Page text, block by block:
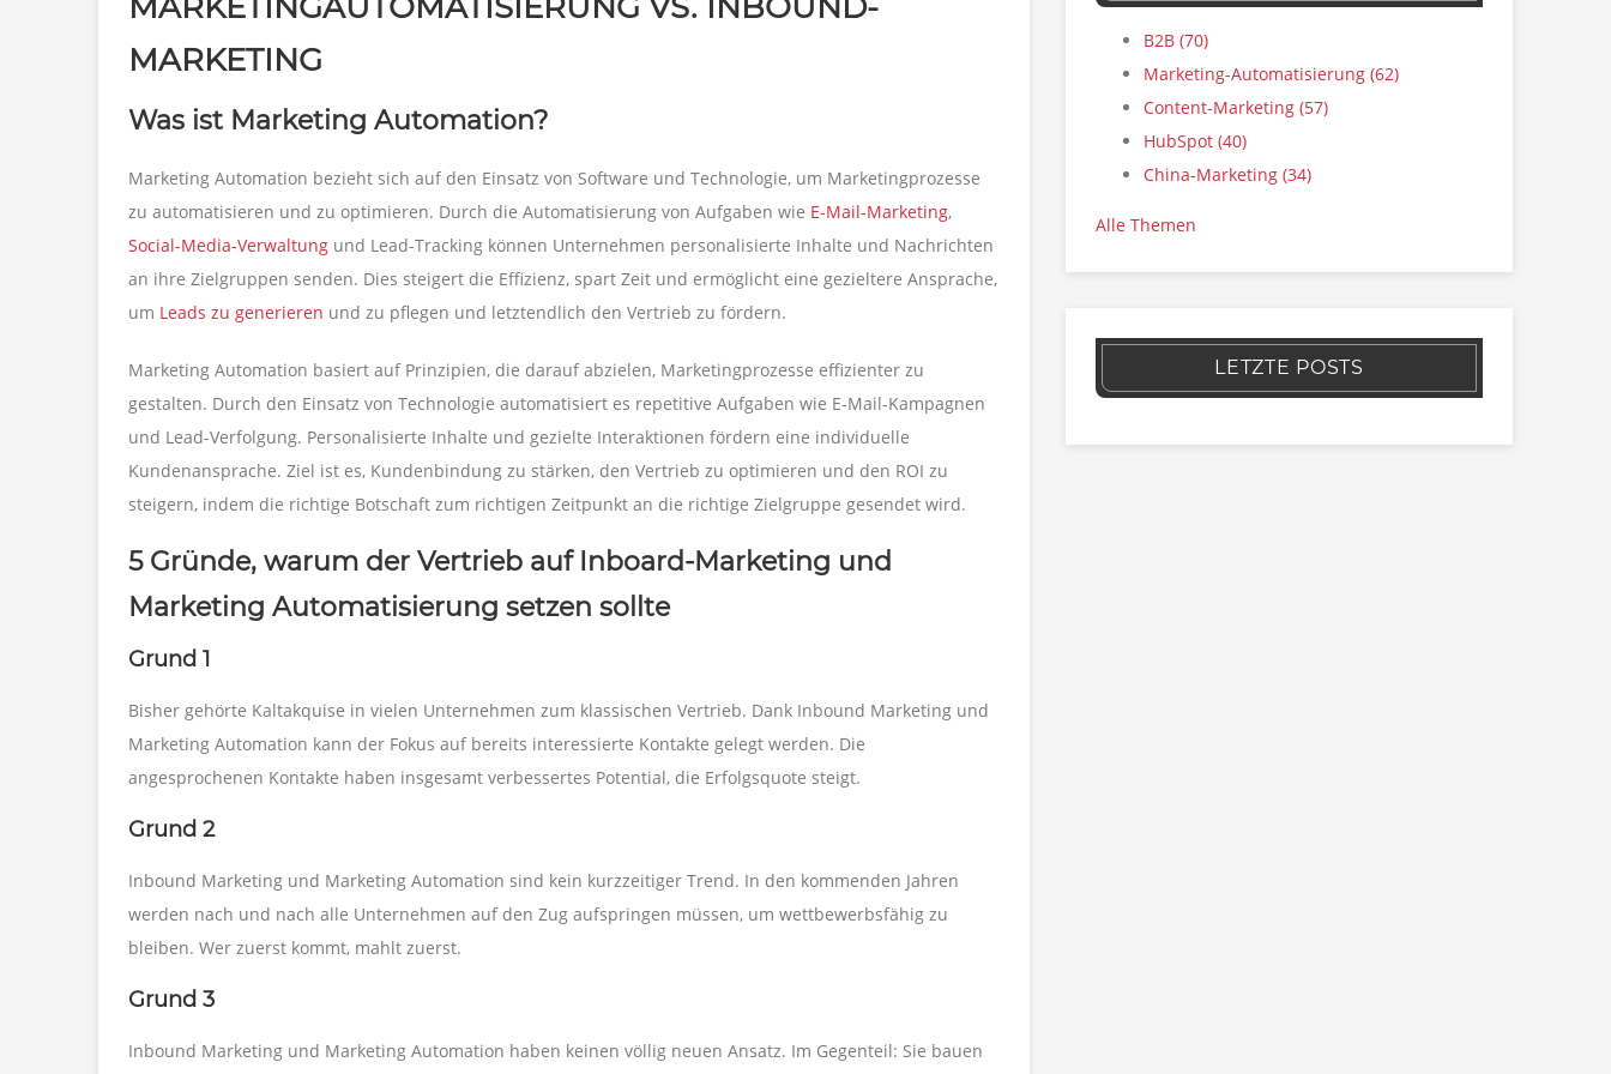
MARKETINGAUTOMATISIERUNG VS. INBOUND-
MARKETING
Was ist Marketing Automation?
Marketing Automation bezieht sich auf den Einsatz von Software und Technologie, um Marketingprozesse
zu automatisieren und zu optimieren. Durch die Automatisierung von Aufgaben wie E-Mail-Marketing,
Social-Media-Verwaltung und Lead-Tracking können Unternehmen personalisierte Inhalte und Nachrichten
an ihre Zielgruppen senden. Dies steigert die Effizienz, spart Zeit und ermöglicht eine gezieltere Ansprache,
um Leads zu generieren und zu pflegen und letztendlich den Vertrieb zu fördern.
Marketing Automation basiert auf Prinzipien, die darauf abzielen, Marketingprozesse effizienter zu
gestalten. Durch den Einsatz von Technologie automatisiert es repetitive Aufgaben wie E-Mail-Kampagnen
und Lead-Verfolgung. Personalisierte Inhalte und gezielte Interaktionen fördern eine individuelle
Kundenansprache. Ziel ist es, Kundenbindung zu stärken, den Vertrieb zu optimieren und den ROI zu
steigern, indem die richtige Botschaft zum richtigen Zeitpunkt an die richtige Zielgruppe gesendet wird.
5 Gründe, warum der Vertrieb auf Inboard-Marketing und
Marketing Automatisierung setzen sollte
Grund 1
Bisher gehörte Kaltakquise in vielen Unternehmen zum klassischen Vertrieb. Dank Inbound Marketing und
Marketing Automation kann der Fokus auf bereits interessierte Kontakte gelegt werden. Die
angesprochenen Kontakte haben insgesamt verbessertes Potential, die Erfolgsquote steigt.
Grund 2
Inbound Marketing und Marketing Automation sind kein kurzzeitiger Trend. In den kommenden Jahren
werden nach und nach alle Unternehmen auf den Zug aufspringen müssen, um wettbewerbsfähig zu
bleiben. Wer zuerst kommt, mahlt zuerst.
Grund 3
Inbound Marketing und Marketing Automation haben keinen völlig neuen Ansatz. Im Gegenteil: Sie bauen
B2B (70)
Marketing-Automatisierung (62)
Content-Marketing (57)
HubSpot (40)
China-Marketing (34)
Alle Themen
LETZTE POSTS